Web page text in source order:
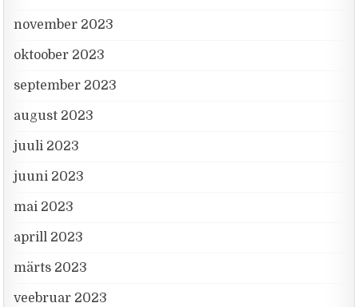
november 2023
oktoober 2023
september 2023
august 2023
juuli 2023
juuni 2023
mai 2023
aprill 2023
märts 2023
veebruar 2023